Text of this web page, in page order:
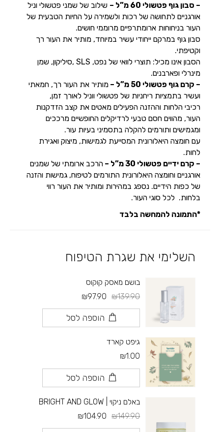
– סבון גוף פטשולי 60 מ”ל –
שילוב של שמני פטשולי וניל
אורגניים לתחושה של רכות ולשמירה על החיות הטבעית של
העור בניחוחות ארומתרפיים מרוממי חושים.
סבון גוף במרקם ייחודי עשיר במיוחד, מותיראת העור רך
וקטיפתי.
הסבון אינו מכיל: תוצרי לוואי של נפט, SLS,סיליקון, שמן
מינרלי ופארבנים.
– קרם גוף פטשולי 50 מ”ל –
מותיר את העור רך, חמאתי
ועשיר בתמציות ריחניות של פטשולי ווניל לאורך זמן,
רכיבי הלחות וההזנה הפעילים מאטים את קצב הזדקנות
העור, מהווים חסם טבעי לרדיקלים החופשיים מרככים
ומגמישים ותורמים להקלה בתסמיני בעיות עור.
עם חומצה היאלורונית המסייעת לגמישות, מיצוק ואגירת
לחות.
– קרם ידיים פטשולי 30 מ”ל –
הרכב ארומתי של שמנים
אורגניים וחומצה היאלורונית התורמים לטיפוח, גמישות והזנה
של כפות הידיים. נספג במהירות ומותיר את העור רווי
בלחות. לכל סוגי העור.
*התמונה להמחשה בלבד
השלימי את שגרת הטיפוח
בושם מאסק קוקוס
₪139.90
₪97.90
הוספה לסל
גיפט קארד
₪1.00
הוספה לסל
באלם ניקוי | BRIGHT AND GLOW
₪149.90
₪104.90